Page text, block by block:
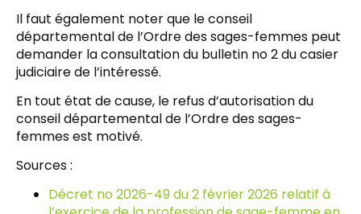
Il faut également noter que le conseil
départemental de l’Ordre des sages-femmes peut
demander la consultation du bulletin no 2 du casier
judiciaire de l’intéressé.
En tout état de cause, le refus d’autorisation du
conseil départemental de l’Ordre des sages-
femmes est motivé.
Sources :
Décret no 2026-49 du 2 février 2026 relatif à